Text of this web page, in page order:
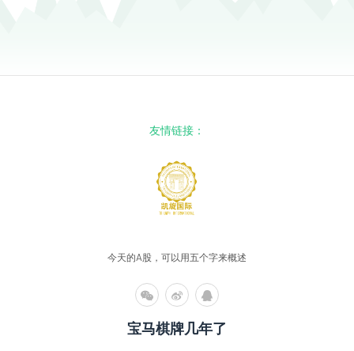
友情链接：
今天的A股，可以用五个字来概述
宝马棋牌几年了